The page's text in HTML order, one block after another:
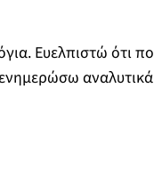
Ευελπιστώ ότι
αναλυτικά